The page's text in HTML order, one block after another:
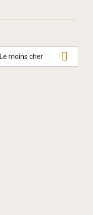
Le moins cher 